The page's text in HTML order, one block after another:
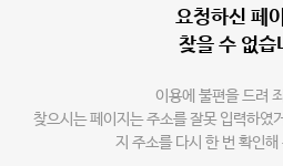
요청하신 페
찾을 수 없습
이용에 불편을 드려
찾으시는 페이지는 주소를 잘못 입력하였
지 주소를 다시 한 번 확인